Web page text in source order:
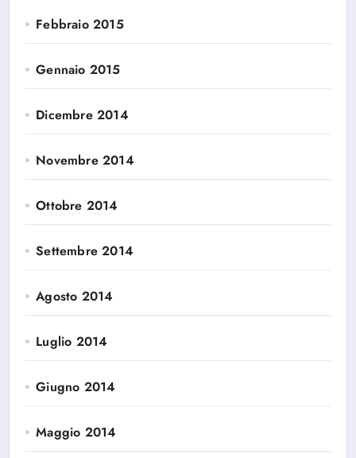
Febbraio 2015
Gennaio 2015
Dicembre 2014
Novembre 2014
Ottobre 2014
Settembre 2014
Agosto 2014
Luglio 2014
Giugno 2014
Maggio 2014